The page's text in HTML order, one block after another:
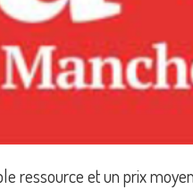
ressource et un prix